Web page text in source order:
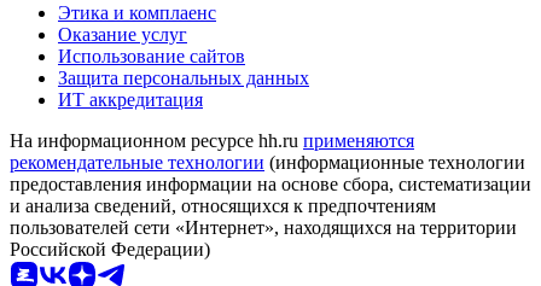
Этика и комплаенс
Оказание услуг
Использование сайтов
Защита персональных данных
ИТ аккредитация
На информационном ресурсе hh.ru применяются
рекомендательные технологии (информационные технологии
предоставления информации на основе сбора, систематизации
и анализа сведений, относящихся к предпочтениям
пользователей сети «Интернет», находящихся на территории
Российской Федерации)